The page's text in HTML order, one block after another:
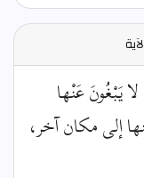
يَبْغُونَ عَنْها
إلى مكان آخر،